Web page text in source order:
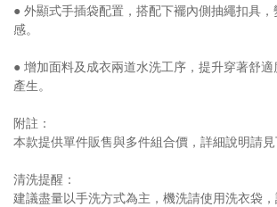
● 外顯式手插袋配置，搭配下襬內側抽繩扣具
感。
● 增加面料及成衣兩道水洗工序，提升穿著舒
產生。
附註：
本款提供單件販售與多件組合價，詳細說明請見
清洗提醒：
建議盡量以手洗方式為主，機洗請使用洗衣袋，